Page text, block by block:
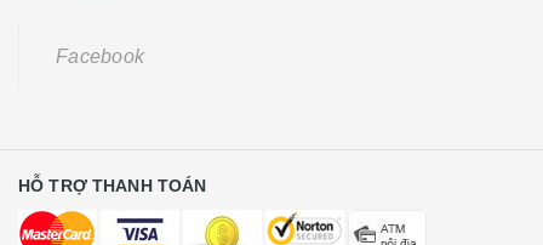
Facebook
HỖ TRỢ THANH TOÁN